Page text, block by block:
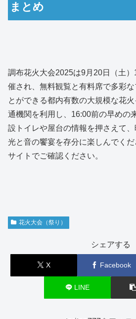
まとめ
調布花火大会2025は9月20日（土
催され、無料観覧と有料席で多彩
とができる都内有数の大規模な花
通機関を利用し、16:00前の早めの
設トイレや屋台の情報を押さえて
光と音の饗宴を存分に楽しんでく
サイトでご確認ください。
花火大会（祭り）
シェアする
X Facebook
LINE